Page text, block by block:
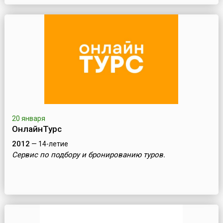
20 января
ОнлайнТурс
2012 — 14-летие
Сервис по подбору и бронированию туров.